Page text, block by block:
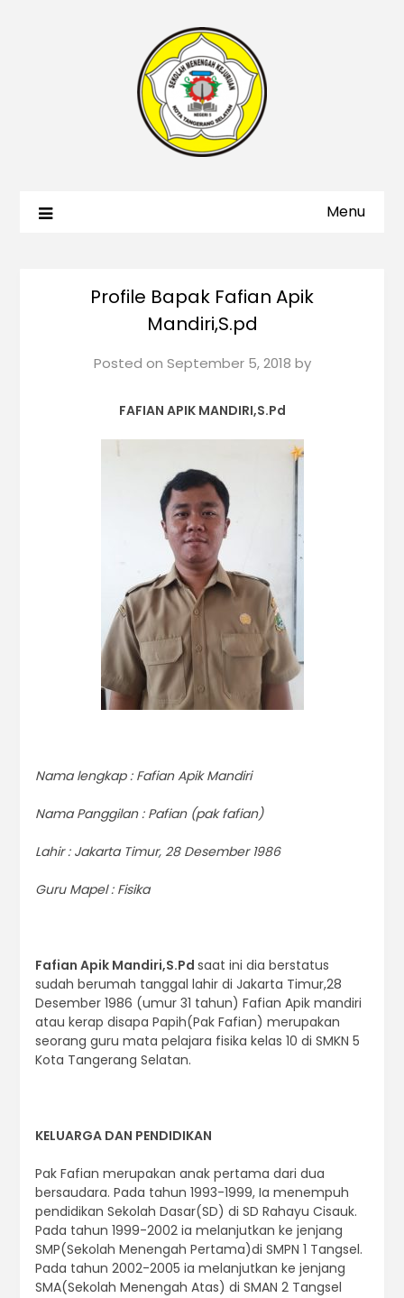
Menu
Profile Bapak Fafian Apik
Mandiri,S.pd
Posted on September 5, 2018 by
FAFIAN APIK MANDIRI,S.Pd
Nama lengkap : Fafian Apik Mandiri
Nama Panggilan : Pafian (pak fafian)
Lahir : Jakarta Timur, 28 Desember 1986
Guru Mapel : Fisika
Fafian Apik Mandiri,S.Pd saat ini dia berstatus
sudah berumah tanggal lahir di Jakarta Timur,28
Desember 1986 (umur 31 tahun) Fafian Apik mandiri
atau kerap disapa Papih(Pak Fafian) merupakan
seorang guru mata pelajara fisika kelas 10 di SMKN 5
Kota Tangerang Selatan.
KELUARGA DAN PENDIDIKAN
Pak Fafian merupakan anak pertama dari dua
bersaudara. Pada tahun 1993-1999, Ia menempuh
pendidikan Sekolah Dasar(SD) di SD Rahayu Cisauk.
Pada tahun 1999-2002 ia melanjutkan ke jenjang
SMP(Sekolah Menengah Pertama)di SMPN 1 Tangsel.
Pada tahun 2002-2005 ia melanjutkan ke jenjang
SMA(Sekolah Menengah Atas) di SMAN 2 Tangsel